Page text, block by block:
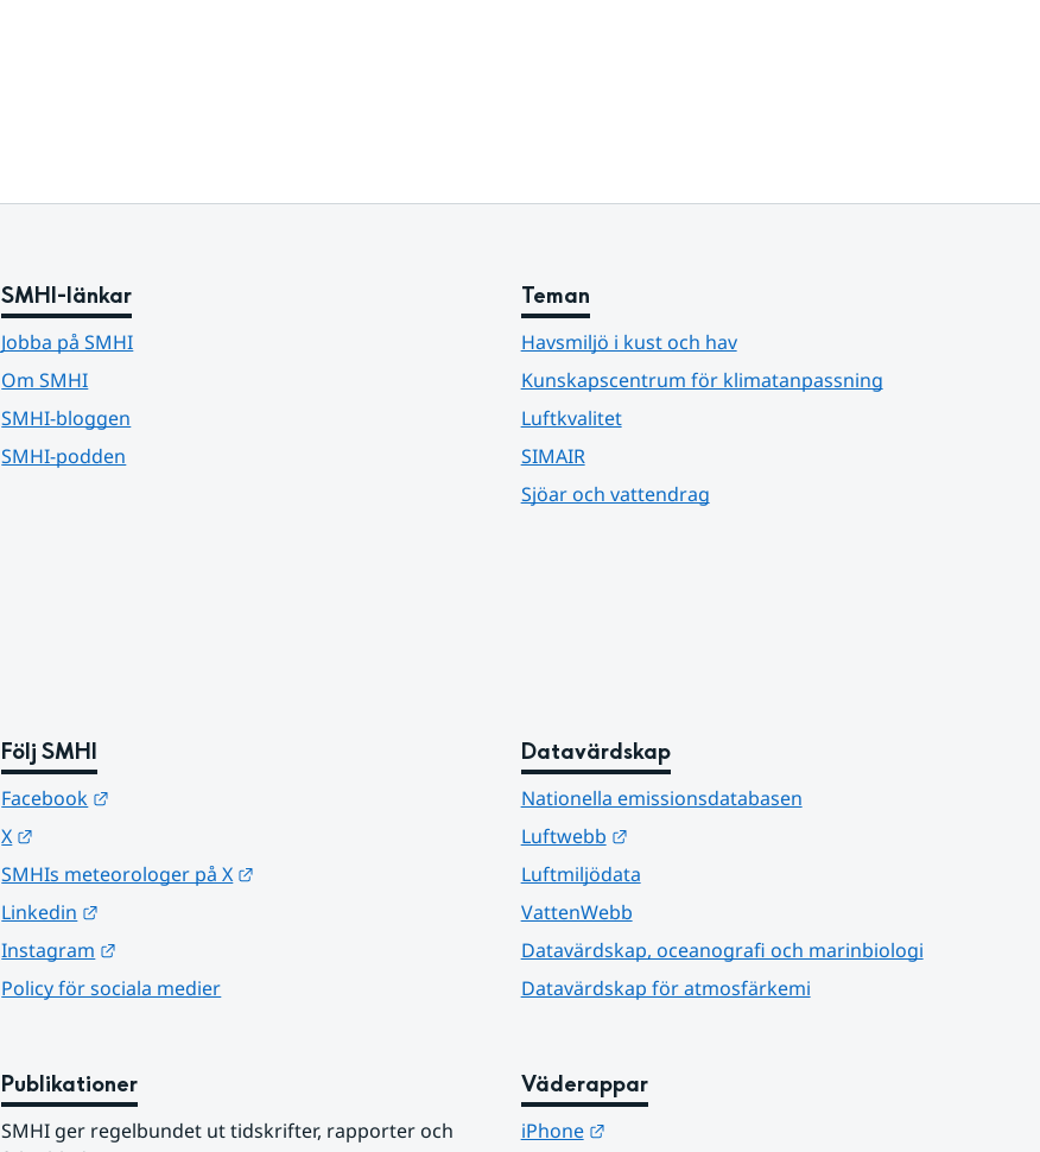
SMHI-länkar
Jobba på SMHI
Om SMHI
SMHI-bloggen
SMHI-podden
Teman
Havsmiljö i kust och hav
Kunskapscentrum för klimatanpassning
Luftkvalitet
SIMAIR
Sjöar och vattendrag
Följ SMHI
Facebook
X
SMHIs meteorologer på X
Linkedin
Instagram
Policy för sociala medier
Datavärdskap
Nationella emissionsdatabasen
Luftwebb
Länk till annan webbplats.
Luftmiljödata
VattenWebb
Datavärdskap, oceanografi och marinbiologi
Datavärdskap för atmosfärkemi
Publikationer
SMHI ger regelbundet ut tidskrifter, rapporter och
Väderappar
iPhone Länk till annan webbplats.